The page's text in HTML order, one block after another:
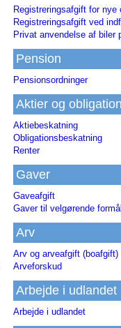
Registreringsafgift for
Registreringsafgift ved
Privat anvendelse af biler
Pension
Pensionsordninger
Aktier og
Aktiebeskatning
Obligationsbeskatning
Renter
Gaver
Gaveafgift
Gaver til velgørende formål
Arv
Arv og arveafgift (boafgift)
Arveforskud
Arbejde i udlandet
Arbejde i udlandet